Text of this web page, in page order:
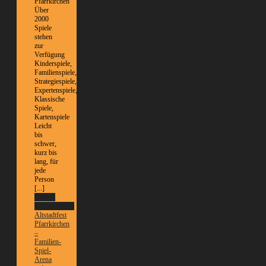
Über
2000
Spiele
stehen
zur
Verfügung
Kinderspiele,
Familienspiele,
Strategiespiele,
Expertenspiele,
Klassische
Spiele,
Kartenspiele
Leicht
bis
schwer,
kurz bis
lang, für
jede
Person
[...]
Altstadtfest
Pfarrkirchen
–
Familien-
Spiel-
Arena